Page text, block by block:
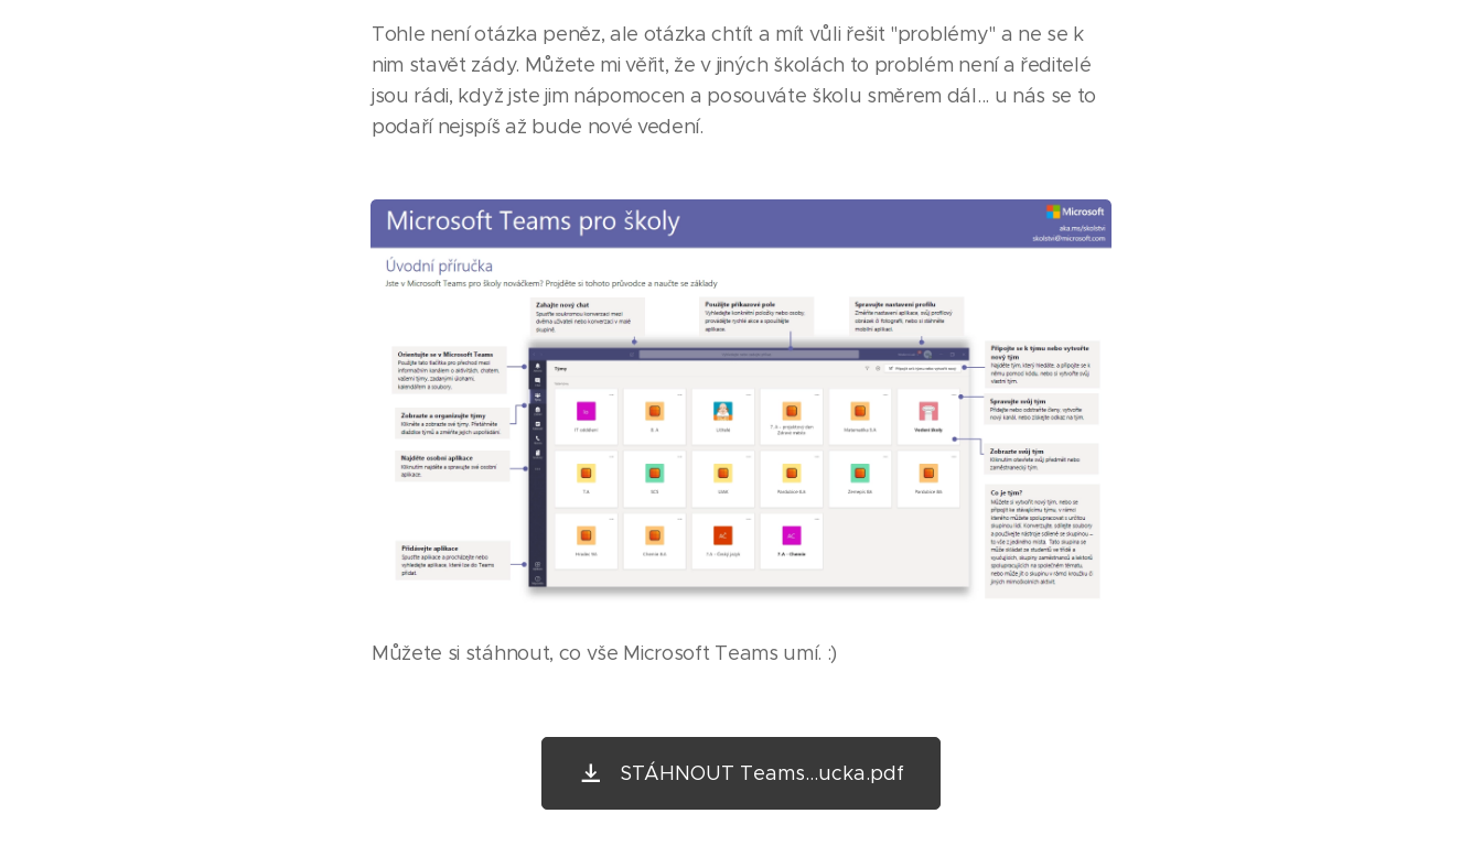
Tohle není otázka peněz, ale otázka chtít a mít vůli řešit "problémy" a ne se k
nim stavět zády. Můžete mi věřit, že v jiných školách to problém není a ředitelé
jsou rádi, když jste jim nápomocen a posouváte školu směrem dál... u nás se to
podaří nejspíš až bude nové vedení.
Můžete si stáhnout, co vše Microsoft Teams umí. :)
STÁHNOUT Teams...ucka.pdf